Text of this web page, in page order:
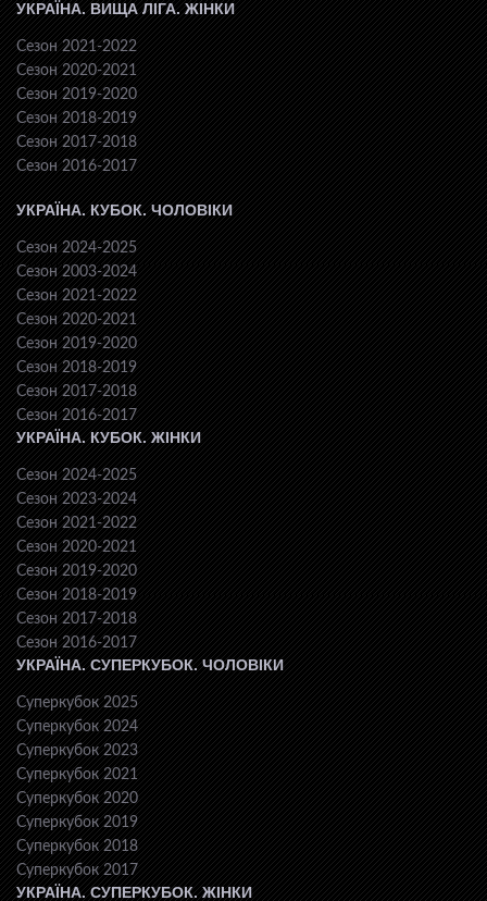
УКРАЇНА. ВИЩА ЛІГА. ЖІНКИ
Сезон 2021-2022
Сезон 2020-2021
Сезон 2019-2020
Сезон 2018-2019
Сезон 2017-2018
Сезон 2016-2017
УКРАЇНА. КУБОК. ЧОЛОВІКИ
Сезон 2024-2025
Сезон 2003-2024
Сезон 2021-2022
Сезон 2020-2021
Сезон 2019-2020
Сезон 2018-2019
Сезон 2017-2018
Сезон 2016-2017
УКРАЇНА. КУБОК. ЖІНКИ
Сезон 2024-2025
Сезон 2023-2024
Сезон 2021-2022
Сезон 2020-2021
Сезон 2019-2020
Сезон 2018-2019
Сезон 2017-2018
Сезон 2016-2017
УКРАЇНА. СУПЕРКУБОК. ЧОЛОВІКИ
Суперкубок 2025
Суперкубок 2024
Суперкубок 2023
Суперкубок 2021
Суперкубок 2020
Суперкубок 2019
Суперкубок 2018
Суперкубок 2017
УКРАЇНА. СУПЕРКУБОК. ЖІНКИ